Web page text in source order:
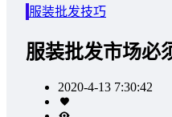
服装批发技巧
服装批发市场必
2020-4-13 7:30:42